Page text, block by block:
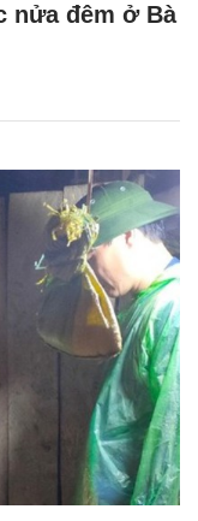
nửa đêm ở Bà